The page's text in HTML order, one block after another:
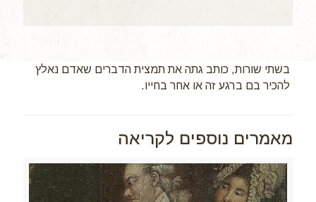
בשתי שורות, כותב גתה את תמצית הדברים שאדם נאלץ
להכיר בם ברגע זה או אחר בחייו.
מאמרים נוספים לקריאה